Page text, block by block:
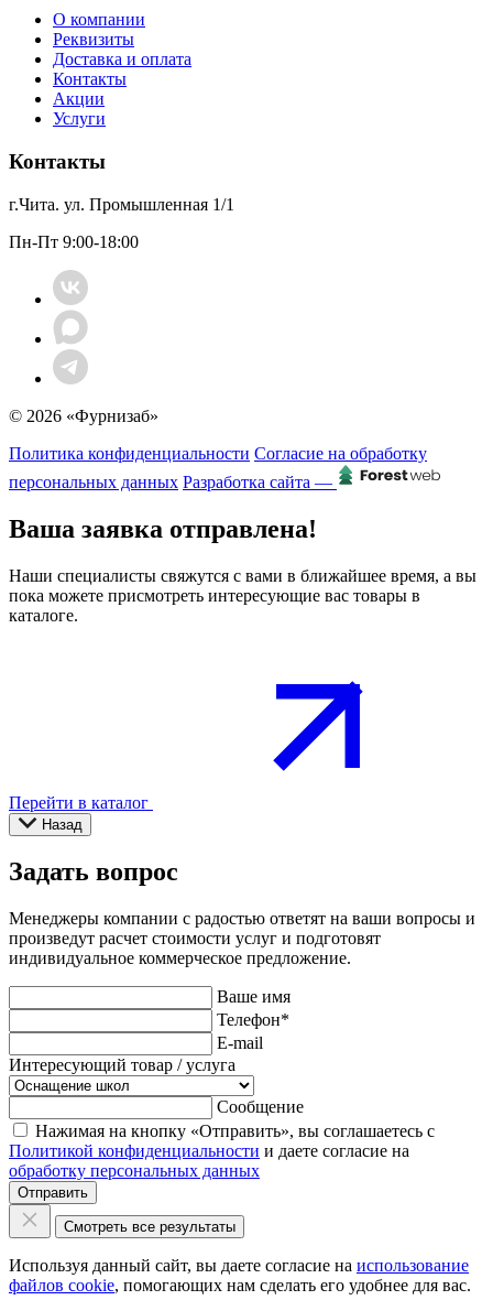
О компании
Реквизиты
Доставка и оплата
Контакты
Акции
Услуги
Контакты
г.Чита. ул. Промышленная 1/1
Пн-Пт 9:00-18:00
© 2026 «Фурнизаб»
Политика конфиденциальности Согласие на обработку
персональных данных Разработка сайта —
Ваша заявка отправлена!
Наши специалисты свяжутся с вами в ближайшее время, а вы
пока можете присмотреть интересующие вас товары в
каталоге.
Перейти в каталог
Назад
Задать вопрос
Менеджеры компании с радостью ответят на ваши вопросы и
произведут расчет стоимости услуг и подготовят
индивидуальное коммерческое предложение.
Ваше имя
Телефон*
E-mail
Интересующий товар / услуга
Сообщение
Нажимая на кнопку «Отправить», вы соглашаетесь с
Политикой конфиденциальности и даете согласие на
обработку персональных данных
Отправить
Смотреть все результаты
Используя данный сайт, вы даете согласие на использование
файлов cookie, помогающих нам сделать его удобнее для вас.